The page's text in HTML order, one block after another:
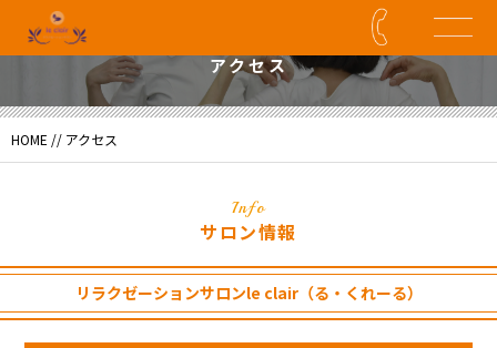
アクセス
HOME // アクセス
Info
サロン情報
リラクゼーションサロンle clair（る・くれーる）